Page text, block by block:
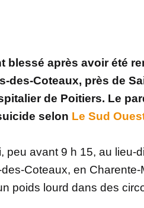
blessé après avoir été
des-Coteaux, près de
de Poitiers. Le
selon Le Sud
peu avant 9 h 15, au lieu-
Coteaux, en
poids lourd dans des